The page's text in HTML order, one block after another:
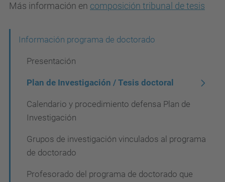
Más información en composición tribunal de tesis
Información programa de doctorado
Presentación
Plan de Investigación / Tesis doctoral
Calendario y procedimiento defensa Plan de
Investigación
Grupos de investigación vinculados al programa
de doctorado
Profesorado del programa de doctorado que